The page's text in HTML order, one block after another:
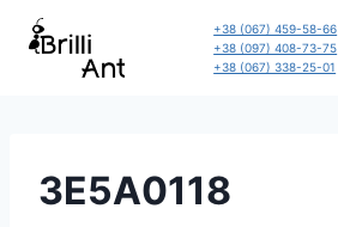
Перейти
+38 (067) 459-58-66
+38 (097) 408-73-75
+38 (067) 338-25-01
3E5A0118